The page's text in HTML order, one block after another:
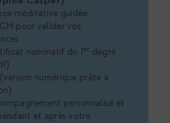
méditative guidée
pour valider vos
nominatif du 1 er degré
numérique prête à
personnalisé et
et après votre